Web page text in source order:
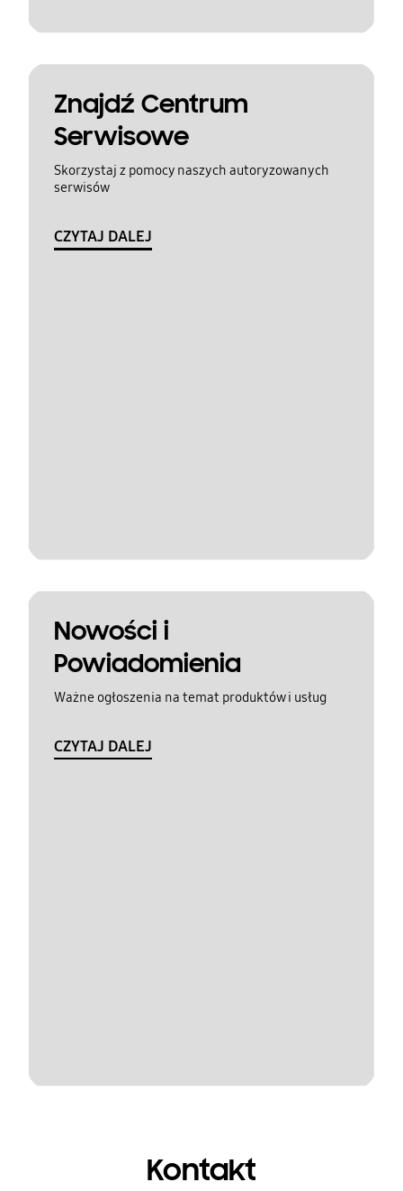
Znajdź Centrum
Serwisowe
Skorzystaj z pomocy naszych autoryzowanych
serwisów
CZYTAJ DALEJ
Nowości i
Powiadomienia
Ważne ogłoszenia na temat produktów i usług
CZYTAJ DALEJ
Kontakt